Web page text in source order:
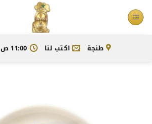
تخطي
للمحتوى
طنجة اكتب لنا 11:00 ص - 11:30 م